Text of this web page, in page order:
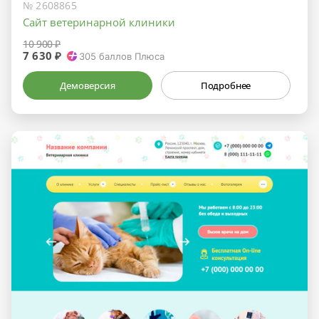
№ 2608865
Сайт ветеринарной клиники
10 900 ₽
7 630 ₽ 305 баллов Плюса
Демоверсия Подробнее